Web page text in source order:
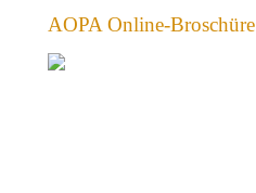
AOPA Online-Broschüre